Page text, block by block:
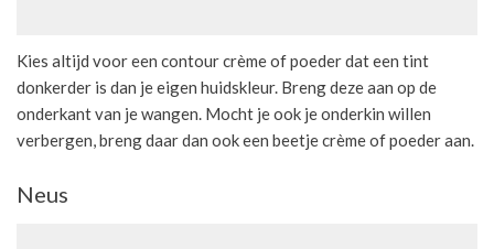
Kies altijd voor een contour crème of poeder dat een tint
donkerder is dan je eigen huidskleur. Breng deze aan op de
onderkant van je wangen. Mocht je ook je onderkin willen
verbergen, breng daar dan ook een beetje crème of poeder aan.
Neus